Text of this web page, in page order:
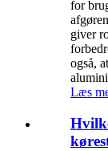
for
giver
også,
Læs